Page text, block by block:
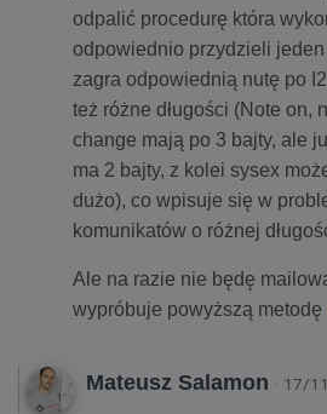
odpalić procedurę która
odpowiednio przydzieli jeden
zagra odpowiednią nutę po
też różne długości (Note on,
change mają po 3 bajty, ale
ma 2 bajty, z kolei sysex
dużo), co wpisuje się w
komunikatów o różnej
Ale na razie nie będę
wypróbuje powyższą metodę
Mateusz Salamon · 17/